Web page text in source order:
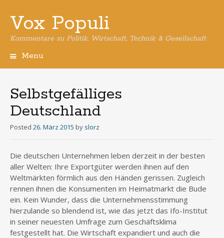
Vox Populi
Kommentare zu Politik, Wirtschaft, Technik & Gesellschaft
Menu
Selbstgefälliges
Deutschland
Posted 26. März 2015 by slorz
Die deutschen Unternehmen leben derzeit in der besten
aller Welten: Ihre Exportgüter werden ihnen auf den
Weltmärkten förmlich aus den Händen gerissen. Zugleich
rennen ihnen die Konsumenten im Heimatmarkt die Bude
ein. Kein Wunder, dass die Unternehmensstimmung
hierzulande so blendend ist, wie das jetzt das Ifo-Institut
in seiner neuesten Umfrage zum Geschäftsklima
festgestellt hat. Die Wirtschaft expandiert und auch die